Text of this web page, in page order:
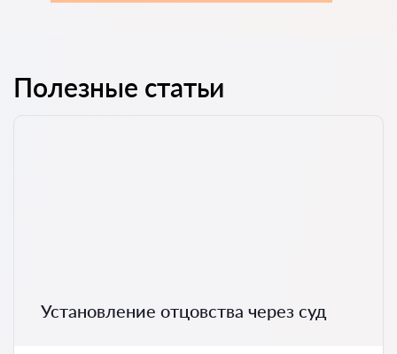
Полезные статьи
Установление отцовства через суд